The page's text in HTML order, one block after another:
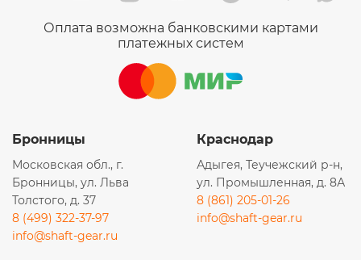
Оплата возможна банковскими картами
платежных систем
Бронницы
Московская обл., г.
Бронницы, ул. Льва
Толстого, д. 37
8 (499) 322-37-97
info@shaft-gear.ru
Краснодар
Адыгея, Теучежский р-н,
ул. Промышленная, д. 8А
8 (861) 205-01-26
info@shaft-gear.ru